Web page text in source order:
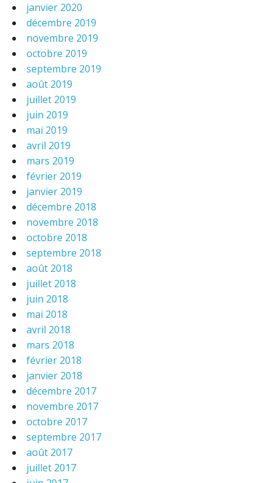
janvier 2020
décembre 2019
novembre 2019
octobre 2019
septembre 2019
août 2019
juillet 2019
juin 2019
mai 2019
avril 2019
mars 2019
février 2019
janvier 2019
décembre 2018
novembre 2018
octobre 2018
septembre 2018
août 2018
juillet 2018
juin 2018
mai 2018
avril 2018
mars 2018
février 2018
janvier 2018
décembre 2017
novembre 2017
octobre 2017
septembre 2017
août 2017
juillet 2017